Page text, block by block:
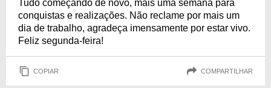
Tudo começando de novo, mais uma semana para
conquistas e realizações. Não reclame por mais um
dia de trabalho, agradeça imensamente por estar vivo.
Feliz segunda-feira!
COPIAR COMPARTILHAR